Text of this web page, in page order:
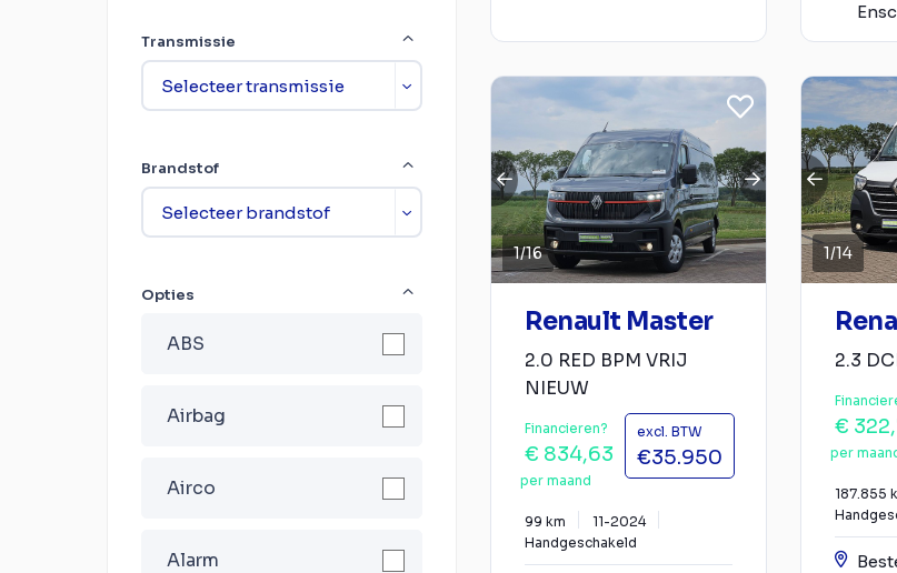
Transmissie
Brandstof
Opties
ABS
Airbag
Airco
Alarm
1/16
Renault Master
2.0 RED BPM VRIJ
NIEUW
Financieren?
€ 834,63
per maand
excl. BTW
€35.950
99 km
11-2024
Handgeschakeld
1/14
2.3
€
per
187.855